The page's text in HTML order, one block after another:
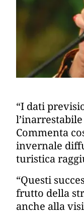
“I dati
Commenta
invernale
turistica
“Questi
frutto della
anche alla